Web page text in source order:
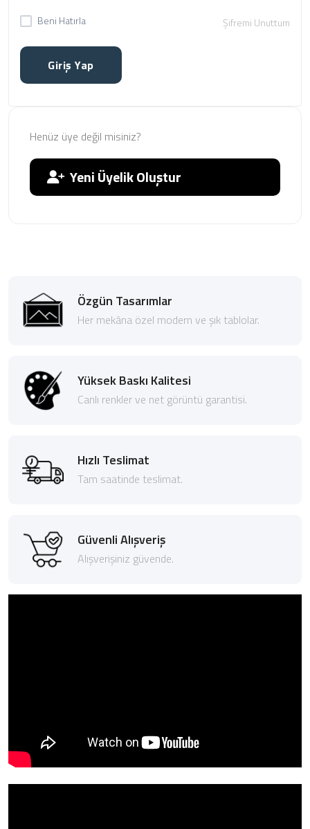
Beni Hatırla Şifremi Unuttum
Giriş Yap
Henüz üye değil misiniz?
Yeni Üyelik Oluştur
Özgün Tasarımlar
Her mekâna özel modern ve şık tablolar.
Yüksek Baskı Kalitesi
Canlı renkler ve net görüntü garantisi.
Hızlı Teslimat
Tam saatinde teslimat.
Güvenli Alışveriş
Alışverişiniz güvende.